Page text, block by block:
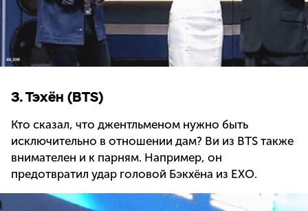
3. Тэхён (BTS)
Кто сказал, что джентльменом нужно быть
исключительно в отношении дам? Ви из BTS также
внимателен и к парням. Например, он
предотвратил удар головой Бэкхёна из EXO.